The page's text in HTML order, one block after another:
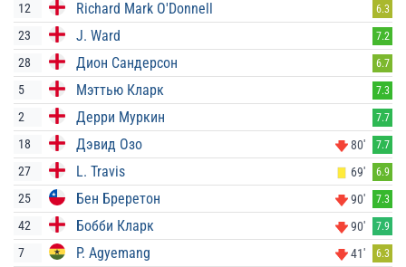
12 Richard Mark O'Donnell 6.3
23 J. Ward 7.2
28 Дион Сандерсон 6.7
5 Мэттью Кларк 7.3
2 Дерри Муркин 7.7
18 Дэвид Озо 80' 7.7
27 L. Travis 69' 6.9
25 Бен Бреретон 90' 7.3
42 Бобби Кларк 90' 7.9
7 P. Agyemang 41' 6.3